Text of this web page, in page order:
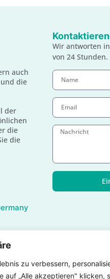
zu verbessern,
auf „Alle akzeptieren"
auch
die
der
die
die
Wir antworten
von 24 Stunden.
Geschäftsbedingungen